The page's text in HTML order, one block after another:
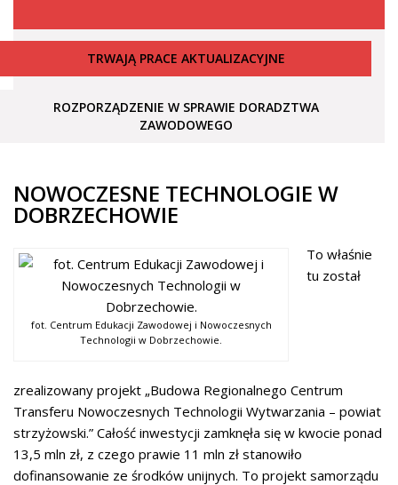
TRWAJĄ PRACE AKTUALIZACYJNE
ROZPORZĄDZENIE W SPRAWIE DORADZTWA
ZAWODOWEGO
NOWOCZESNE TECHNOLOGIE W
DOBRZECHOWIE
fot. Centrum Edukacji Zawodowej i Nowoczesnych
Technologii w Dobrzechowie.
To właśnie
tu został
zrealizowany projekt „Budowa Regionalnego Centrum
Transferu Nowoczesnych Technologii Wytwarzania – powiat
strzyżowski.” Całość inwestycji zamknęła się w kwocie ponad
13,5 mln zł, z czego prawie 11 mln zł stanowiło
dofinansowanie ze środków unijnych. To projekt samorządu